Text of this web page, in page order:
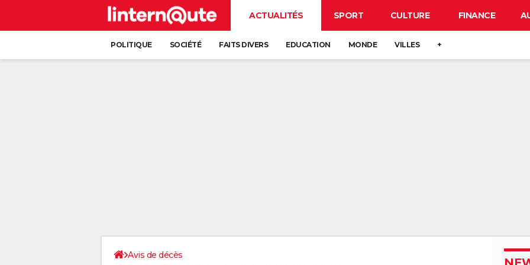
ACTUALITÉS SPORT CULTURE FINANCE
POLITIQUE SOCIÉTÉ FAITS DIVERS EDUCATION MONDE VILLES +
Avis de décès